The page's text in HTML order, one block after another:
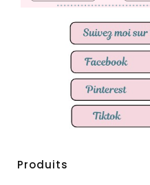
Produits